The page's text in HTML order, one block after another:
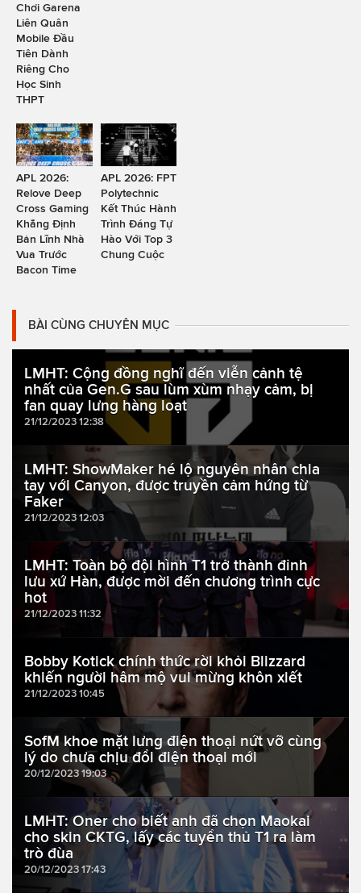
Chơi Garena
Liên Quân
Mobile Đầu
Tiên Dành
Riêng Cho
Học Sinh
THPT
APL 2026:
Relove Deep
Cross Gaming
Khẳng Định
Bản Lĩnh Nhà
Vua Trước
Bacon Time
APL 2026: FPT
Polytechnic
Kết Thúc Hành
Trình Đáng Tự
Hào Với Top 3
Chung Cuộc
BÀI CÙNG CHUYÊN MỤC
LMHT: Cộng đồng nghĩ đến viễn cảnh tệ
nhất của Gen.G sau lùm xùm nhạy cảm, bị
fan quay lưng hàng loạt
21/12/2023 12:38
LMHT: ShowMaker hé lộ nguyên nhân chia
tay với Canyon, được truyền cảm hứng từ
Faker
21/12/2023 12:03
LMHT: Toàn bộ đội hình T1 trở thành đỉnh
lưu xứ Hàn, được mời đến chương trình cực
hot
21/12/2023 11:32
Bobby Kotick chính thức rời khỏi Blizzard
khiến người hâm mộ vui mừng khôn xiết
21/12/2023 10:45
SofM khoe mặt lưng điện thoại nứt vỡ cùng
lý do chưa chịu đổi điện thoại mới
20/12/2023 19:03
LMHT: Oner cho biết anh đã chọn Maokai
cho skin CKTG, lấy các tuyển thủ T1 ra làm
trò đùa
20/12/2023 17:43